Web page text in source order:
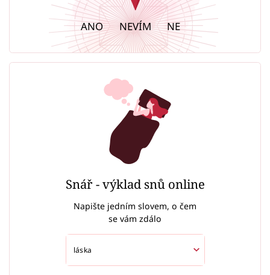
ANO NEVÍM NE
Snář - výklad snů online
Napište jedním slovem, o čem
se vám zdálo